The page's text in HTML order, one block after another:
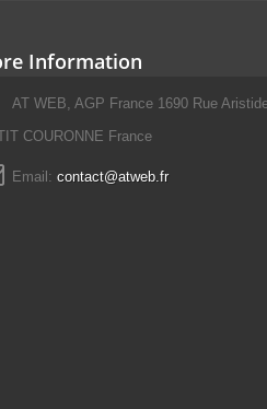
Information
AT WEB, AGP France 1690 Rue
COURONNE France
Email: contact@atweb.fr